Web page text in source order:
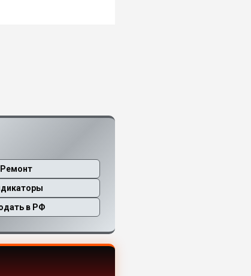
Ремонт
в РФ